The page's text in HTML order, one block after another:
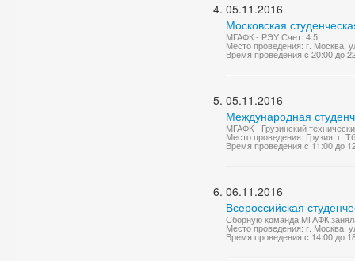
05.11.2016
Московская
МГАФК - РЭУ Счет: 4:5
Место проведения: г. Москва,
Время проведения с 20:00 до
05.11.2016
Международная
МГАФК - Грузинский
Место проведения: Грузия, г.
Время проведения с 11:00 до
06.11.2016
Всероссийская
Сборную команда МГАФК
Место проведения: г. Москва,
Время проведения с 14:00 до